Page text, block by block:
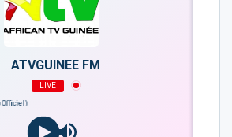
ATVGUINEE FM
LIVE